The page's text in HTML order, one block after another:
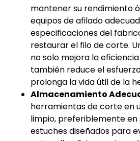
mantener su rendimiento
equipos de afilado
especificaciones del
restaurar el filo de corte.
no solo mejora la
también reduce el
prolonga la vida útil de la
Almacenamiento
herramientas de corte en
limpio, preferiblemente
estuches diseñados para